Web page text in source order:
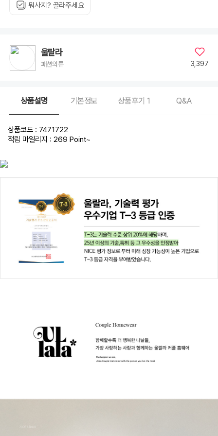
뭐사지? 골라주세요
울랄라
패션의류 3,397
상품설명 기본정보 상품후기 1 Q&A
상품코드 : 7471722
적립 마일리지 : 269 Point~